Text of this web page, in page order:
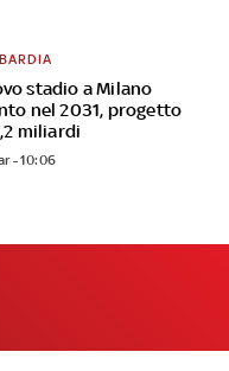
stadio a Milano
nel 2031, progetto
miliardi
- 10:06